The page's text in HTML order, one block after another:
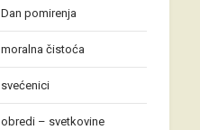
Dan pomirenja
moralna čistoća
svećenici
obredi – svetkovine